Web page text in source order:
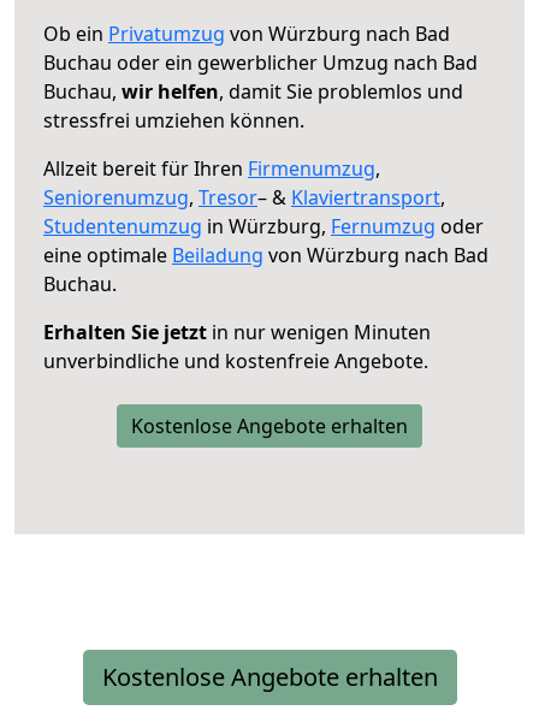
Ob ein Privatumzug von Würzburg nach Bad
Buchau oder ein gewerblicher Umzug nach Bad
Buchau, wir helfen, damit Sie problemlos und
stressfrei umziehen können.
Allzeit bereit für Ihren Firmenumzug,
Seniorenumzug, Tresor– & Klaviertransport,
Studentenumzug in Würzburg, Fernumzug oder
eine optimale Beiladung von Würzburg nach Bad
Buchau.
Erhalten Sie jetzt in nur wenigen Minuten
unverbindliche und kostenfreie Angebote.
Kostenlose Angebote erhalten
Kostenlose Angebote erhalten